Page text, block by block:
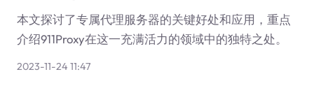
本文探讨了专属代理服务器的关键好处和应用，重点
介绍911Proxy在这一充满活力的领域中的独特之处。
2023-11-24 11:47